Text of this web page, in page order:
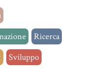
Ricerca
Sviluppo